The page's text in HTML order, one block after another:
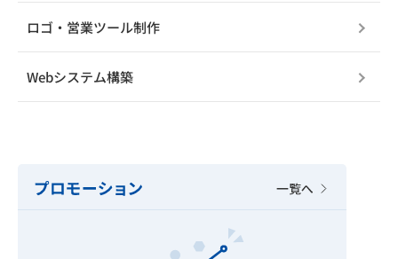
ロゴ・営業ツール制作
Webシステム構築